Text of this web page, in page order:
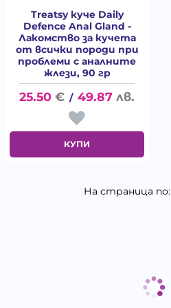
Treatsy куче Daily
Defence Anal Gland -
Лакомство за кучета
от всички породи при
проблеми с аналните
жлези, 90 гр
25.50 € / 49.87 лв.
КУПИ
На страница по: